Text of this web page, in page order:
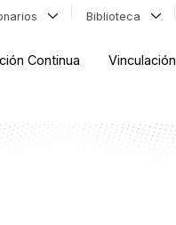
Biblioteca
Continua Vinculación